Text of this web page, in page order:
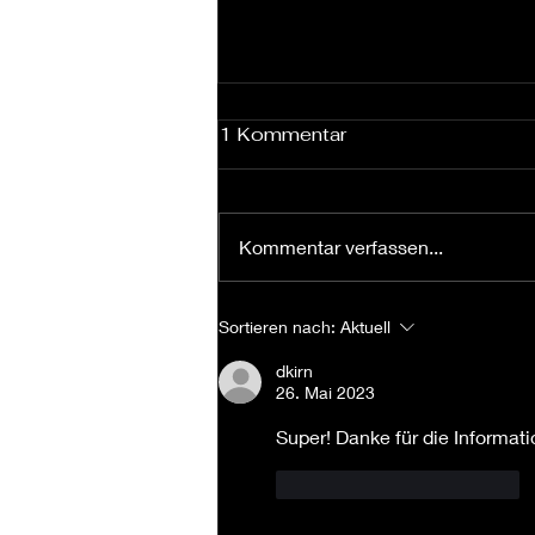
1 Kommentar
Kommentar verfassen...
Sortieren nach: Aktuell
dkirn
26. Mai 2023
Super! Danke für die